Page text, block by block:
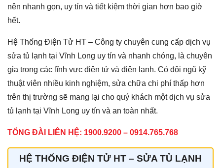
nên nhanh gọn, uy tín và tiết kiệm thời gian hơn bao giờ
hết.
Hệ Thống Điện Tử HT – Công ty chuyên cung cấp dịch vụ
sửa tủ lạnh tại Vĩnh Long uy tín và nhanh chóng, là chuyên
gia trong các lĩnh vực điện tử và điện lạnh. Có đội ngũ kỹ
thuật viên nhiều kinh nghiệm, sửa chữa chi phí thấp hơn
trên thị trường sẽ mang lại cho quý khách một dịch vụ sửa
tủ lạnh tại Vĩnh Long uy tín và an toàn nhất.
TỔNG ĐÀI LIÊN HỆ: 1900.9200 – 0914.765.768
HỆ THỐNG ĐIỆN TỬ HT – SỬA TỦ LẠNH